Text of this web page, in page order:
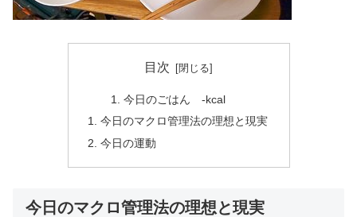
目次
今日のごはん -kcal
今日のマクロ管理法の理想と現実
今日の運動
今日のマクロ管理法の理想と現実